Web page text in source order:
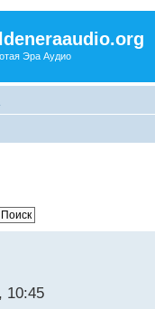
Эра Аудио
10:45